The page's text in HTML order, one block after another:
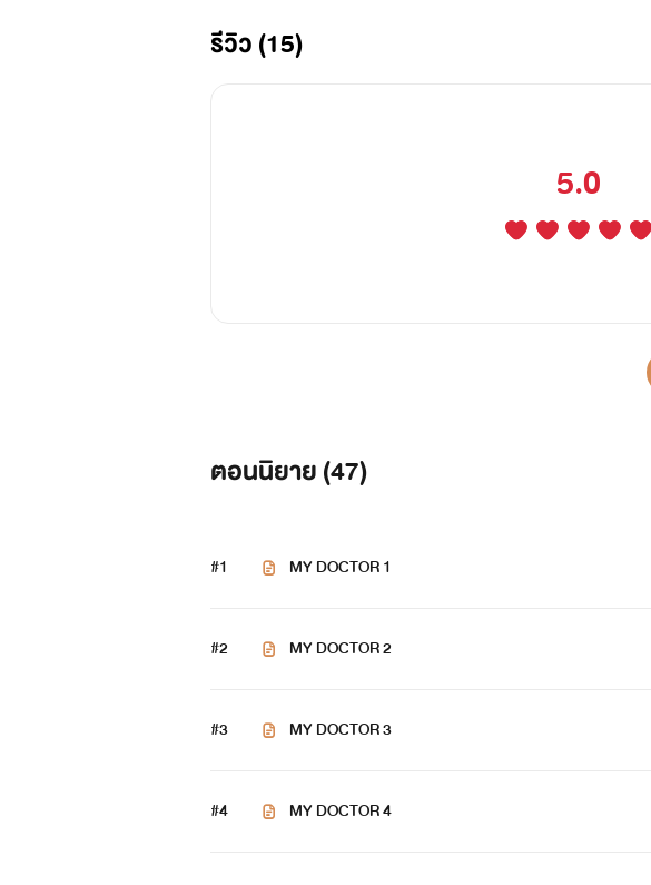
"บังเอิญเจอกันบ่อยขนาดนี้พรหมลิขิตชัดๆเลยนะคะ ;)) "
"ใจร้ายกว่าคุณครูก็คุณหมอวาเนี่ยแหละค่ะ-_-"
xห้ามคัดลอกและดัดแปลงนิยายโดยเด็ดขาด
รีวิว (15)
5.0
ตอนนิยาย (47)
#1 MY DOCTOR 1
#2 MY DOCTOR 2
#3 MY DOCTOR 3
#4 MY DOCTOR 4